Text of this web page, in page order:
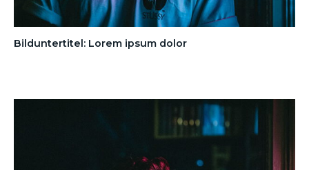
Bilduntertitel: Lorem ipsum dolor